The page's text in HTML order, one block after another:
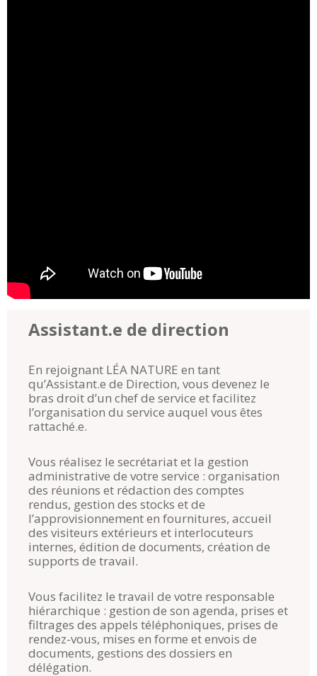
Assistant.e de direction
En rejoignant LÉA NATURE en tant
qu’Assistant.e de Direction, vous devenez le
bras droit d’un chef de service et facilitez
l’organisation du service auquel vous êtes
rattaché.e.
Vous réalisez le secrétariat et la gestion
administrative de votre service : organisation
des réunions et rédaction des comptes
rendus, gestion des stocks et de
l’approvisionnement en fournitures, accueil
des visiteurs extérieurs et interlocuteurs
internes, édition de documents, création de
supports de travail.
Vous facilitez le travail de votre responsable
hiérarchique : gestion de son agenda, prises et
filtrages des appels téléphoniques, prises de
rendez-vous, mises en forme et envois de
documents, gestions des dossiers en
délégation.